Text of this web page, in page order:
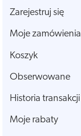
Zarejestruj się
Moje zamówienia
Koszyk
Obserwowane
Historia transakcji
Moje rabaty